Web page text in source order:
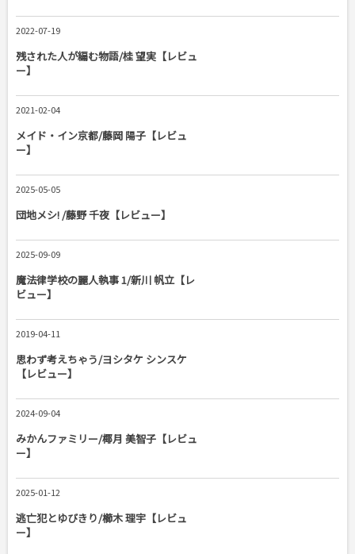
2022-07-19
残された人が編む物語/桂 望実【レビュ
ー】
2021-02-04
メイド・イン京都/藤岡 陽子【レビュ
ー】
2025-05-05
団地メシ! /藤野 千夜【レビュー】
2025-09-09
魔法律学校の麗人執事 1/新川 帆立【レ
ビュー】
2019-04-11
思わず考えちゃう/ヨシタケ シンスケ
【レビュー】
2024-09-04
みかんファミリー/椰月 美智子【レビュ
ー】
2025-01-12
逃亡犯とゆびきり/櫛木 理宇【レビュ
ー】